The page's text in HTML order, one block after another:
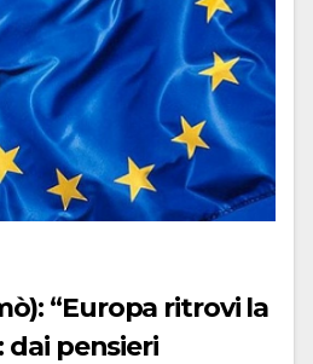
“Europa ritrovi la
dai pensieri